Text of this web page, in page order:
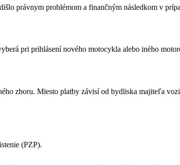
právnym problémom a finančným následkom v
pri prihlásení nového motocykla alebo iného
zboru. Miesto platby závisí od bydliska majiteľa
(PZP).